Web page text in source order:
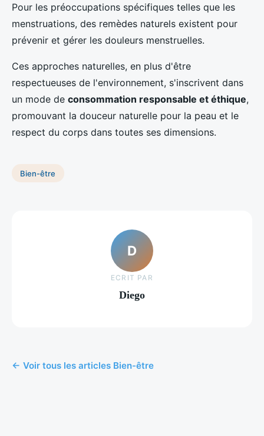
Pour les préoccupations spécifiques telles que les
menstruations, des remèdes naturels existent pour
prévenir et gérer les douleurs menstruelles.
Ces approches naturelles, en plus d'être
respectueuses de l'environnement, s'inscrivent dans
un mode de consommation responsable et éthique,
promouvant la douceur naturelle pour la peau et le
respect du corps dans toutes ses dimensions.
Bien-être
D
ECRIT PAR
Diego
← Voir tous les articles Bien-être